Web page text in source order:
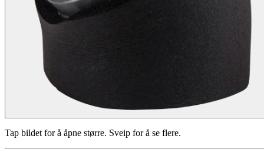
Tap bildet for å åpne større. Sveip for å se flere.